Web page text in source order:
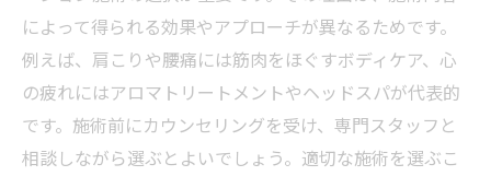
によって得られる効果やアプローチが異なるためです。
例えば、肩こりや腰痛には筋肉をほぐすボディケア、心
の疲れにはアロマトリートメントやヘッドスパが代表的
です。施術前にカウンセリングを受け、専門スタッフと
相談しながら選ぶとよいでしょう。適切な施術を選ぶこ